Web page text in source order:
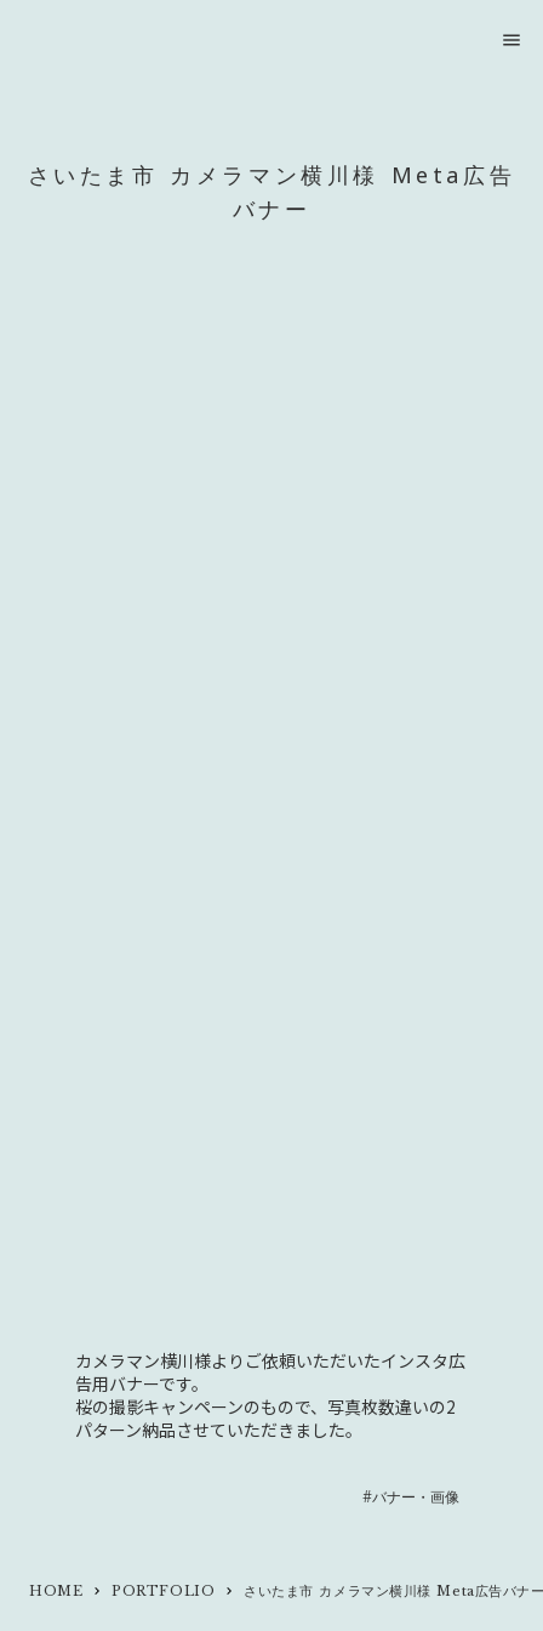
menu
さいたま市 カメラマン横川様 Meta広告
バナー
カメラマン横川様よりご依頼いただいたインスタ広
告用バナーです。
桜の撮影キャンペーンのもので、写真枚数違いの2
パターン納品させていただきました。
#バナー・画像
HOME keyboard_arrow_right PORTFOLIO keyboard_arrow_right さいたま市 カメラマン横川様 Meta広告バナ